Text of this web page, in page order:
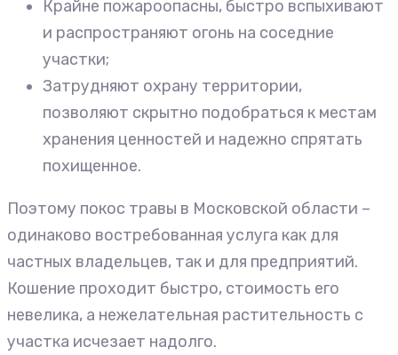
Крайне пожароопасны, быстро вспыхивают
и распространяют огонь на соседние
участки;
Затрудняют охрану территории,
позволяют скрытно подобраться к местам
хранения ценностей и надежно спрятать
похищенное.
Поэтому покос травы в Московской области –
одинаково востребованная услуга как для
частных владельцев, так и для предприятий.
Кошение проходит быстро, стоимость его
невелика, а нежелательная растительность с
участка исчезает надолго.